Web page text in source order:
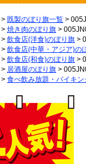
> 既製のぼり旗一覧 >
> 焼き肉のぼり旗 >
> 飲食店(洋食)のぼり旗 >
> 飲食店(中華・アジア)の
> 飲食店(和食)のぼり旗 >
> 居酒屋のぼり旗 >
> 食べ飲み放題・バイキ